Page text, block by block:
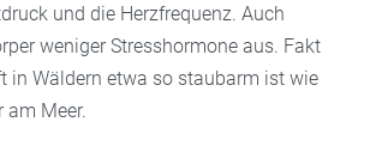
und die Herzfrequenz. Auch
weniger Stresshormone aus. Fakt
in Wäldern etwa so staubarm ist wie
am Meer.